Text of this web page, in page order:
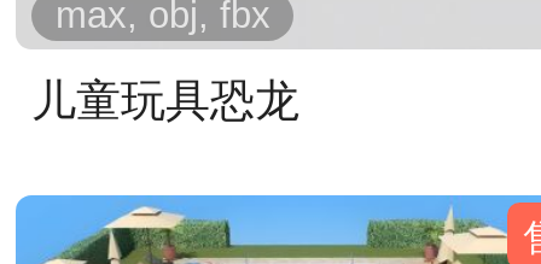
儿童玩具恐龙
max, obj, fbx